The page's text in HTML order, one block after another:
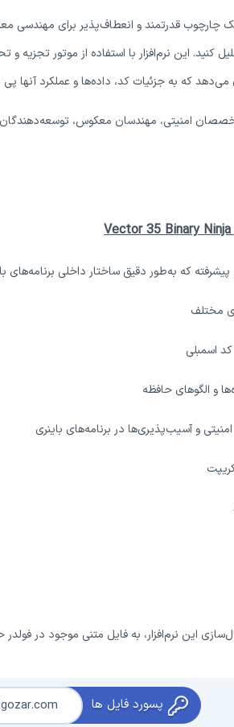
چارچوب قدرتمند و انعطاف‌پذیر برای مهندسی
کنید. این نرم‌افزار با استفاده از موتور تجزیه و
که به جزئیات کد، داده‌ها و عملکرد آنها پی
امنیتی، مهندسان معکوس، توسعه‌دهندگان
Vector 35 Binary Ninja
که به‌طور دقیق ساختار داخلی برنامه‌های
مختلف
اسمبلی
و الگوهای حافظه
و آسیب‌پذیری‌ها در برنامه‌های باینری
این نرم‌افزار، به فایل متنی موجود در فولدر
پسورد فایل ها